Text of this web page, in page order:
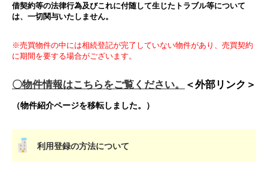
借契約等の法律行為及びこれに付随して生じたトラブル等について
は、一切関与いたしません。
※売買物件の中には相続登記が完了していない物件があり、売買契約
に期間を要する場合がございます。
〇物件情報はこちらをご覧ください。 ＜外部リンク＞
（物件紹介ページを移転しました。）
利用登録の方法について